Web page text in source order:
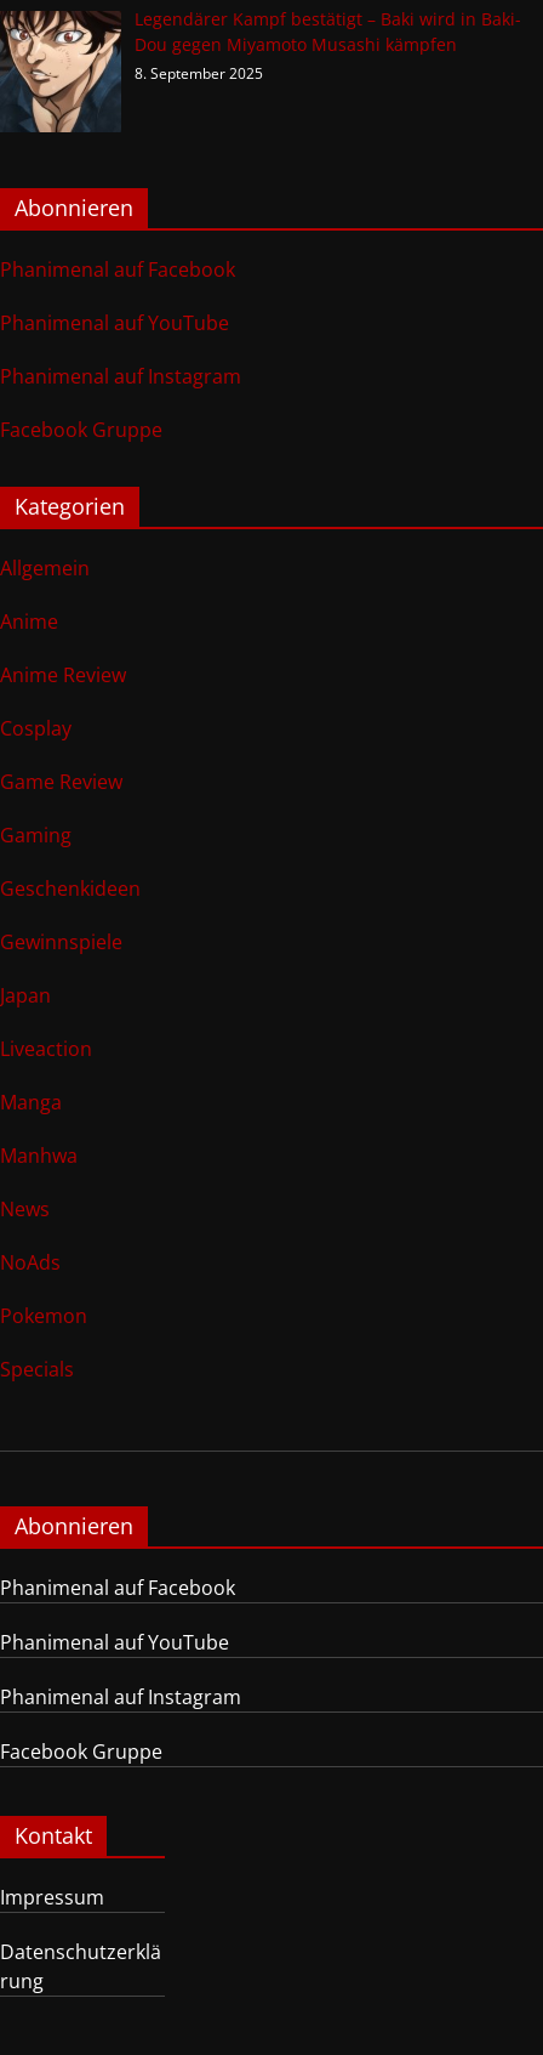
Legendärer Kampf bestätigt – Baki wird in Baki-
Dou gegen Miyamoto Musashi kämpfen
8. September 2025
Abonnieren
Phanimenal auf Facebook
Phanimenal auf YouTube
Phanimenal auf Instagram
Facebook Gruppe
Kategorien
Allgemein
Anime
Anime Review
Cosplay
Game Review
Gaming
Geschenkideen
Gewinnspiele
Japan
Liveaction
Manga
Manhwa
News
NoAds
Pokemon
Specials
Abonnieren
Phanimenal auf Facebook
Phanimenal auf YouTube
Phanimenal auf Instagram
Facebook Gruppe
Kontakt
Impressum
Datenschutzerklä
rung